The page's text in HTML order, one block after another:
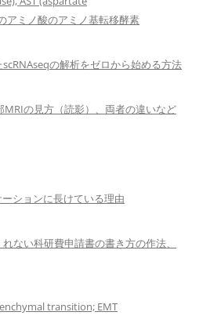
アミノ酸のアミノ基転移酵素
の解析をゼロから始める方法
MRIの見方（読影）、両者の違いなど
ションに長けている理由
ない科研費申請書の書き方の作法、
transition; EMT